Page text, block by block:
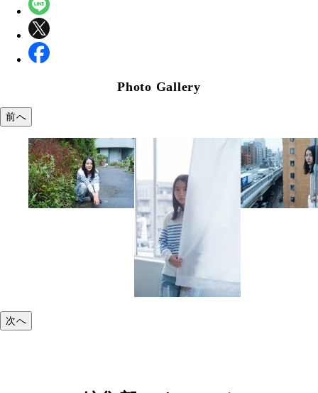
Photo Gallery
前へ
次へ